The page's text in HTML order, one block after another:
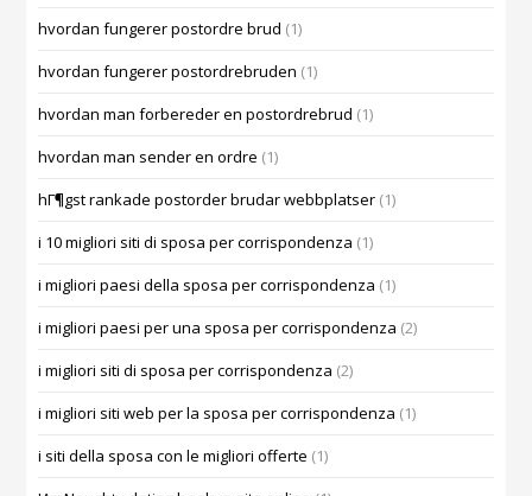
hvordan fungerer postordre brud (1)
hvordan fungerer postordrebruden (1)
hvordan man forbereder en postordrebrud (1)
hvordan man sender en ordre (1)
hГ¶gst rankade postorder brudar webbplatser (1)
i 10 migliori siti di sposa per corrispondenza (1)
i migliori paesi della sposa per corrispondenza (1)
i migliori paesi per una sposa per corrispondenza (2)
i migliori siti di sposa per corrispondenza (2)
i migliori siti web per la sposa per corrispondenza (1)
i siti della sposa con le migliori offerte (1)